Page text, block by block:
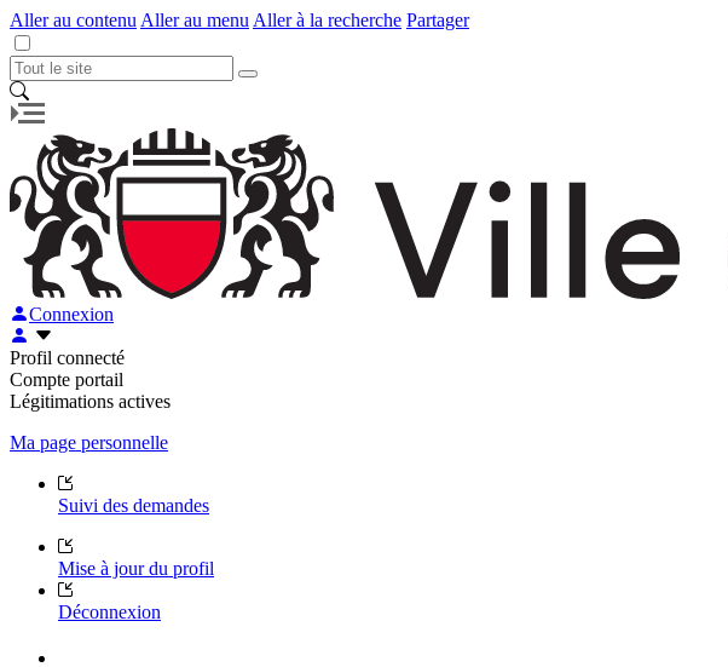
Aller au contenu Aller au menu Aller à la recherche Partager
Connexion
Profil connecté
Compte portail
Légitimations actives
Ma page personnelle
Suivi des demandes
Mise à jour du profil
Déconnexion